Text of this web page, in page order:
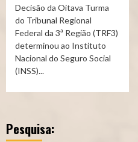
Decisão da Oitava Turma
do Tribunal Regional
Federal da 3ª Região (TRF3)
determinou ao Instituto
Nacional do Seguro Social
(INSS)...
Pesquisa: